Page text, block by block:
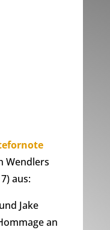
Wendlers
aus:
Jake
an